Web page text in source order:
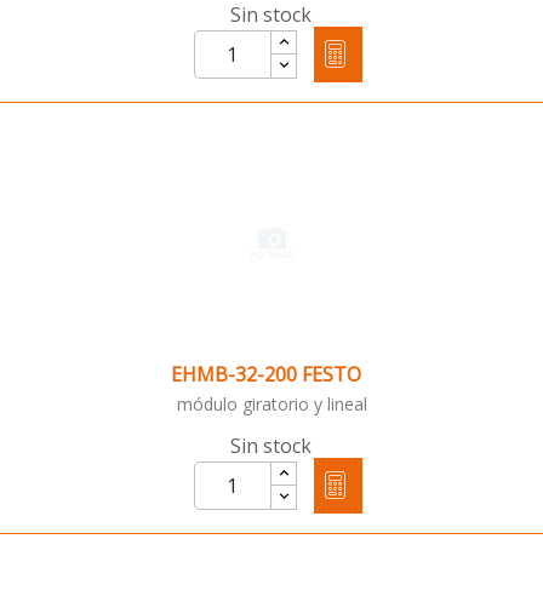
Sin stock
EHMB-32-200 FESTO
módulo giratorio y lineal
Sin stock